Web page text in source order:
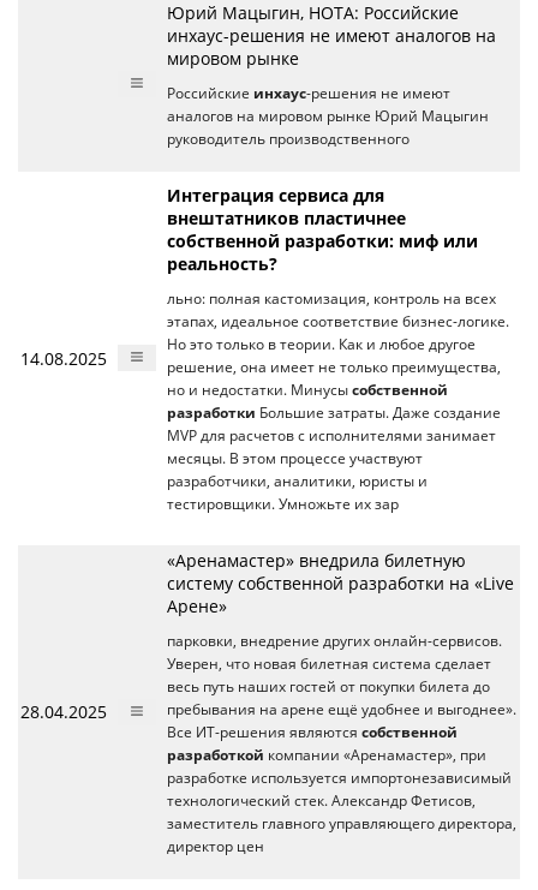
Юрий Мацыгин, НОТА: Российские
инхаус-решения не имеют аналогов на
мировом рынке
Российские инхаус-решения не имеют
аналогов на мировом рынке Юрий Мацыгин
руководитель производственного
14.08.2025
Интеграция сервиса для
внештатников пластичнее
собственной разработки: миф или
реальность?
льно: полная кастомизация, контроль на всех
этапах, идеальное соответствие бизнес-логике.
Но это только в теории. Как и любое другое
решение, она имеет не только преимущества,
но и недостатки. Минусы собственной
разработки Большие затраты. Даже создание
MVP для расчетов с исполнителями занимает
месяцы. В этом процессе участвуют
разработчики, аналитики, юристы и
тестировщики. Умножьте их зар
28.04.2025
«Аренамастер» внедрила билетную
систему собственной разработки на «Live
Арене»
парковки, внедрение других онлайн-сервисов.
Уверен, что новая билетная система сделает
весь путь наших гостей от покупки билета до
пребывания на арене ещё удобнее и выгоднее».
Все ИТ-решения являются собственной
разработкой компании «Аренамастер», при
разработке используется импортонезависимый
технологический стек. Александр Фетисов,
заместитель главного управляющего директора,
директор цен